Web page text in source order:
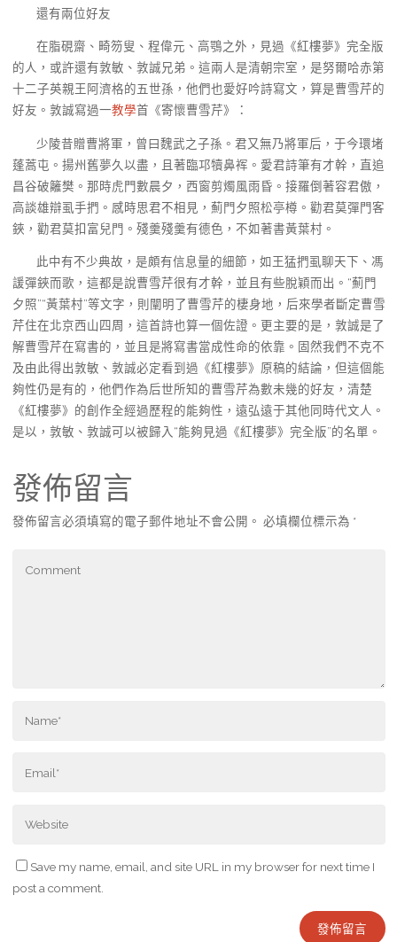
還有兩位好友
在脂硯齋、畸笏叟、程偉元、高鶚之外，見過《紅樓夢》完全版
的人，或許還有敦敏、敦誠兄弟。這兩人是清朝宗室，是努爾哈赤第
十二子英親王阿濟格的五世孫，他們也愛好吟詩寫文，算是曹雪芹的
好友。敦誠寫過一教學首《寄懷曹雪芹》：
少陵昔贈曹將軍，曾曰魏武之子孫。君又無乃將軍后，于今環堵
蓬蒿屯。揚州舊夢久以盡，且著臨邛犢鼻裈。愛君詩筆有才幹，直追
昌谷破籬樊。那時虎門數晨夕，西窗剪燭風雨昏。接羅倒著容君傲，
高談雄辯虱手捫。感時思君不相見，薊門夕照松亭樽。勸君莫彈門客
鋏，勸君莫扣富兒門。殘羹殘羹有德色，不如著書黃葉村。
此中有不少典故，是頗有信息量的細節，如王猛捫虱聊天下、馮
諼彈鋏而歌，這都是說曹雪芹很有才幹，並且有些脫穎而出。“薊門
夕照”“黃葉村”等文字，則闡明了曹雪芹的棲身地，后來學者斷定曹雪
芹住在北京西山四周，這首詩也算一個佐證。更主要的是，敦誠是了
解曹雪芹在寫書的，並且是將寫書當成性命的依靠。固然我們不克不
及由此得出敦敏、敦誠必定看到過《紅樓夢》原稿的結論，但這個能
夠性仍是有的，他們作為后世所知的曹雪芹為數未幾的好友，清楚
《紅樓夢》的創作全經過歷程的能夠性，遠弘遠于其他同時代文人。
是以，敦敏、敦誠可以被歸入“能夠見過《紅樓夢》完全版”的名單。
發佈留言
發佈留言必須填寫的電子郵件地址不會公開。 必填欄位標示為 *
Save my name, email, and site URL in my browser for next time I
post a comment.